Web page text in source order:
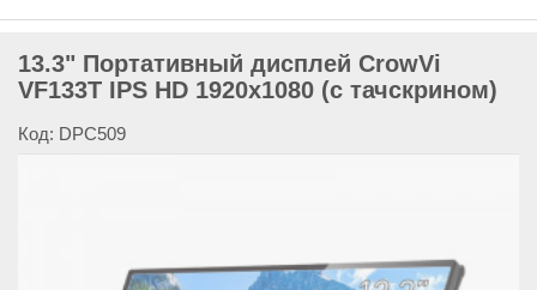
13.3" Портативный дисплей CrowVi
VF133T IPS HD 1920x1080 (с тачскрином)
Код: DPC509